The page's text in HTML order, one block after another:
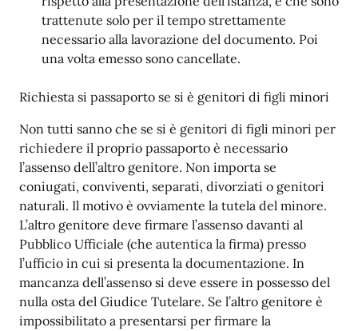
trattenute solo per il tempo strettamente
necessario alla lavorazione del documento. Poi
una volta emesso sono cancellate.
Richiesta si passaporto se si è genitori di figli minori
Non tutti sanno che se si è genitori di figli minori per
richiedere il proprio passaporto è necessario
l’assenso dell’altro genitore. Non importa se
coniugati, conviventi, separati, divorziati o genitori
naturali. Il motivo è ovviamente la tutela del minore.
L’altro genitore deve firmare l’assenso davanti al
Pubblico Ufficiale (che autentica la firma) presso
l’ufficio in cui si presenta la documentazione. In
mancanza dell’assenso si deve essere in possesso del
nulla osta del Giudice Tutelare. Se l’altro genitore è
impossibilitato a presentarsi per firmare la